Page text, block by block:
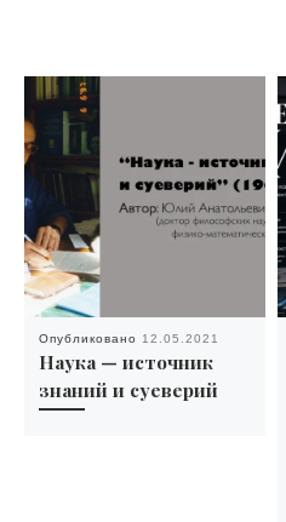
Опубликовано 12.05.2021
Наука — источник
знаний и суеверий